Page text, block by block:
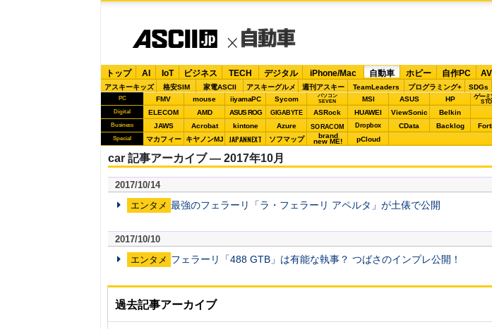
トップ AI IoT ビジネス TECH デジタル iPhone/Mac 自動車 ホビー 自作PC AV
アスキーキッズ 格安SIM 家電ASCII アスキーグルメ 週刊アスキー TeamLeaders プログラミング+ SDGs
PC FMV mouse iiyamaPC Sycom
パソコン
SEVEN
MSI ASUS HP ゲーミ
Digital ELECOM AMD ASUS ROG GIGABYTE ASRock HUAWEI ViewSonic Belkin
Business JAWS Acrobat kintone Azure SORACOM Dropbox CData Backlog
Special マカフィー キヤノンMJ JAPANNEXT ソフマップ brand
new ME! pCloud
car 記事アーカイブ ― 2017年10月
2017/10/14
エンタメ 最強のフェラーリ「ラ・フェラーリ アペルタ」が土俵で公開
2017/10/10
エンタメ フェラーリ「488 GTB」は有能な執事？ つばさのインプレ公開！
過去記事アーカイブ